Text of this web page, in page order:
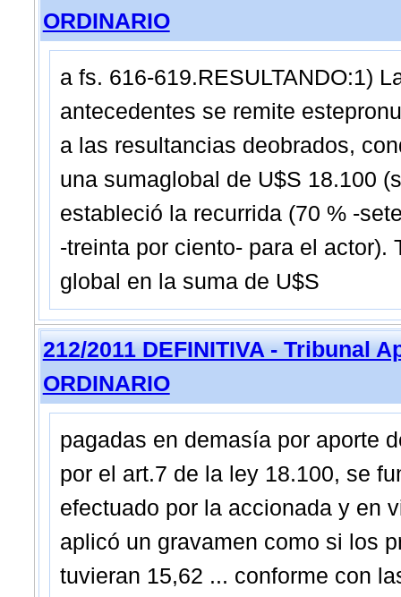
ORDINARIO
a fs. 616-619.RESULTANDO:1)
antecedentes se remite
a las resultancias deobrados,
una sumaglobal de U$S 18.100
estableció la recurrida (70 % -
-treinta por ciento- para el actor).
global en la suma de U$S
212/2011 DEFINITIVA - Tribunal
ORDINARIO
pagadas en demasía por aporte
por el art.7 de la ley 18.100, se
efectuado por la accionada y en
aplicó un gravamen como si los
tuvieran 15,62 ... conforme con